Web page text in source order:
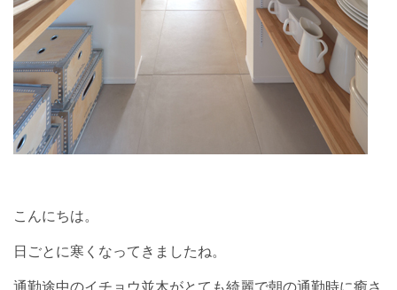
こんにちは。
日ごとに寒くなってきましたね。
通勤途中のイチョウ並木がとても綺麗で朝の通勤時に癒さ